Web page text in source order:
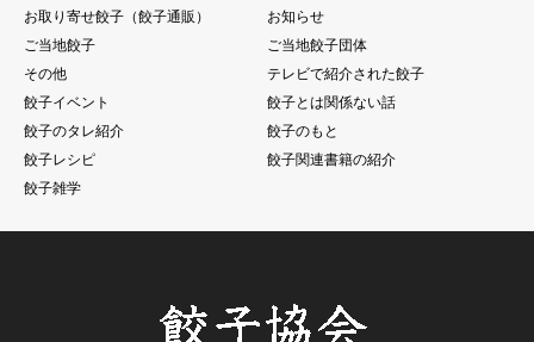
お取り寄せ餃子（餃子通販）
お知らせ
ご当地餃子
ご当地餃子団体
その他
テレビで紹介された餃子
餃子イベント
餃子とは関係ない話
餃子のタレ紹介
餃子のもと
餃子レシピ
餃子関連書籍の紹介
餃子雑学